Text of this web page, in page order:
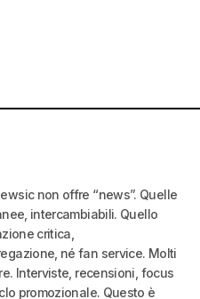
non offre “news”. Quelle
intercambiabili. Quello
critica,
né fan service. Molti
Interviste, recensioni, focus
promozionale. Questo è